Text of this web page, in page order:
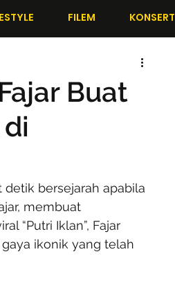
FILEM KONSERT
Buat
detik bersejarah apabila
membuat
“Putri Iklan”, Fajar
ikonik yang telah